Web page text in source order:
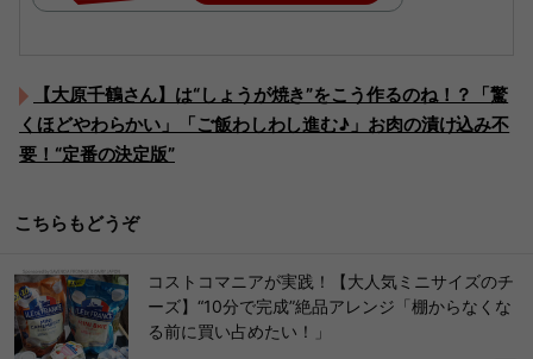
【大原千鶴さん】は“しょうが焼き”をこう作るのね！？「驚
くほどやわらかい」「ご飯わしわし進む♪」お肉の漬け込み不
要！“定番の決定版”
こちらもどうぞ
コストコマニアが実践！【大人気ミニサイズのチ
ーズ】“10分で完成”絶品アレンジ「棚からなくな
る前に買い占めたい！」